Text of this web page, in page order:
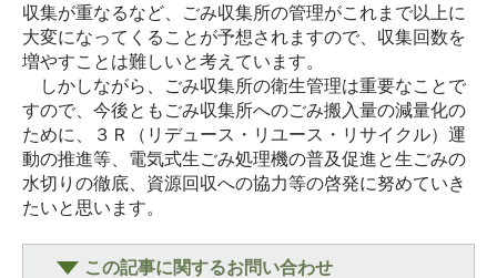
収集が重なるなど、ごみ収集所の管理がこれまで以上に
大変になってくることが予想されますので、収集回数を
増やすことは難しいと考えています。
しかしながら、ごみ収集所の衛生管理は重要なことで
すので、今後ともごみ収集所へのごみ搬入量の減量化の
ために、３Ｒ（リデュース・リユース・リサイクル）運
動の推進等、電気式生ごみ処理機の普及促進と生ごみの
水切りの徹底、資源回収への協力等の啓発に努めていき
たいと思います。
この記事に関するお問い合わせ